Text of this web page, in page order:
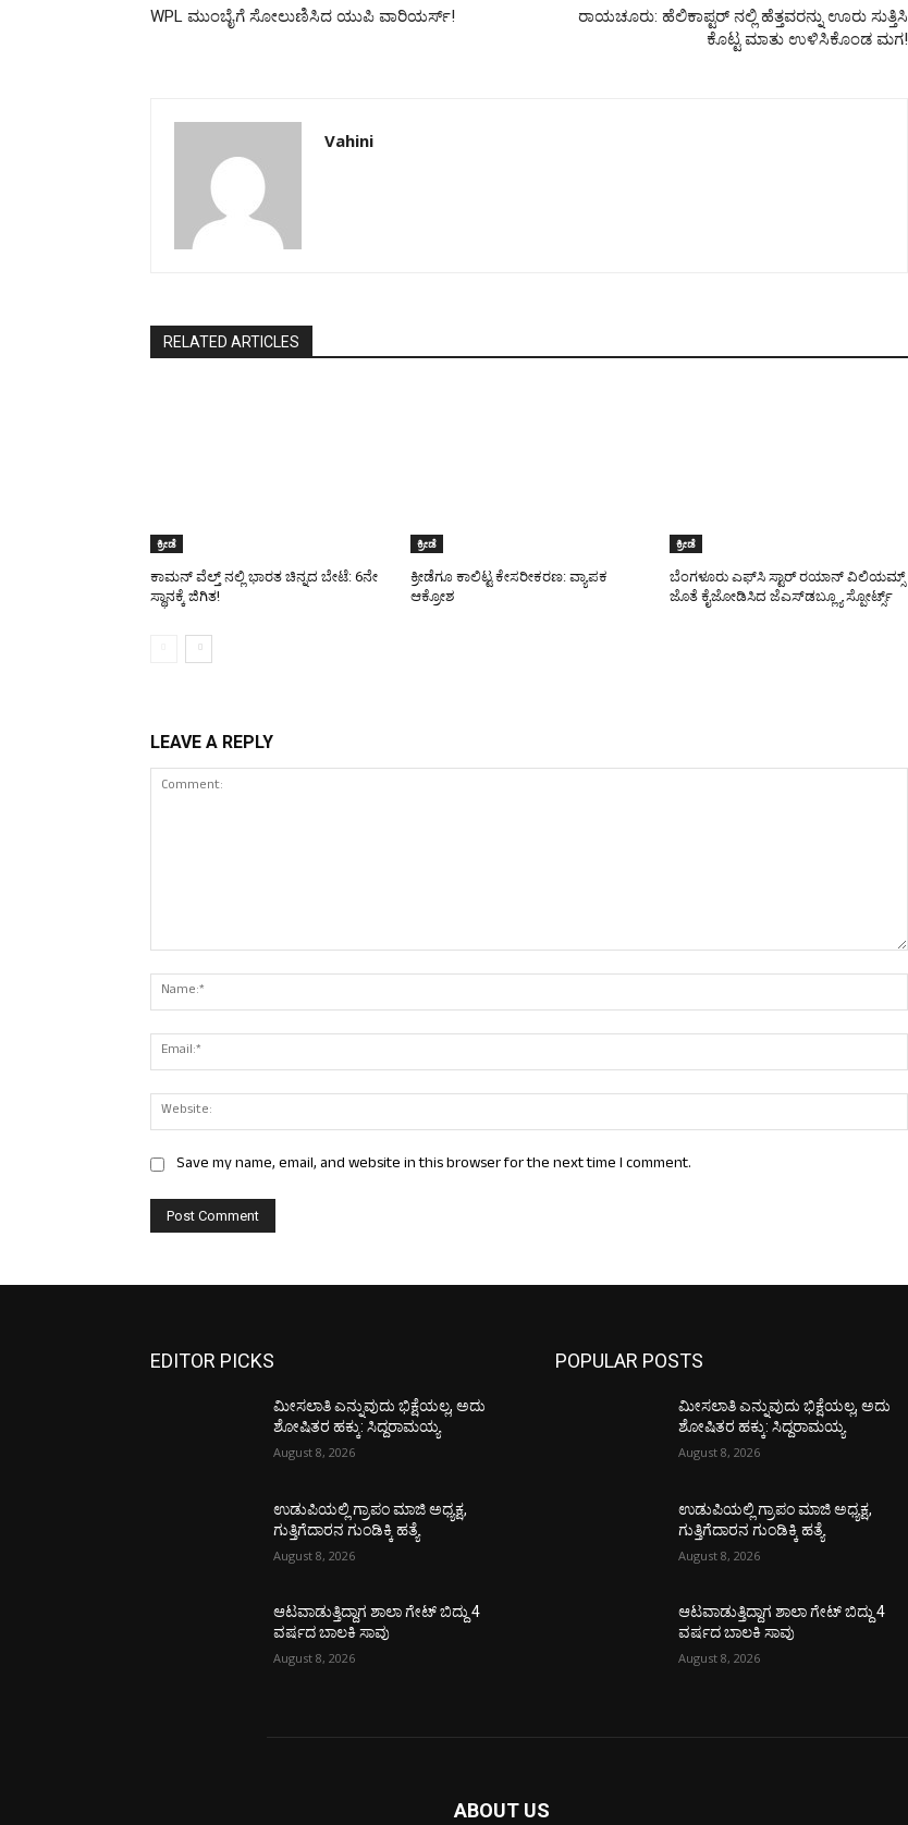
WPL ಮುಂಬೈಗೆ ಸೋಲುಣಿಸಿದ ಯುಪಿ ವಾರಿಯರ್ಸ್!
ರಾಯಚೂರು: ಹೆಲಿಕಾಪ್ಟರ್ ನಲ್ಲಿ ಹೆತ್ತವರನ್ನು ಊರು ಸುತ್ತಿಸಿ
ಕೊಟ್ಟ ಮಾತು ಉಳಿಸಿಕೊಂಡ ಮಗ!
Vahini
RELATED ARTICLES
ಕ್ರೀಡೆ
ಕಾಮನ್ ವೆಲ್ತ್ ನಲ್ಲಿ ಭಾರತ ಚಿನ್ನದ ಬೇಟೆ: 6ನೇ
ಸ್ಥಾನಕ್ಕೆ ಜಿಗಿತ!
ಕ್ರೀಡೆ
ಕ್ರೀಡೆಗೂ ಕಾಲಿಟ್ಟ ಕೇಸರೀಕರಣ: ವ್ಯಾಪಕ
ಆಕ್ರೋಶ
ಕ್ರೀಡೆ
ಬೆಂಗಳೂರು ಎಫ್‌ಸಿ ಸ್ಟಾರ್ ರಯಾನ್ ವಿಲಿಯಮ್ಸ್
ಜೊತೆ ಕೈಜೋಡಿಸಿದ ಜೆಎಸ್‌ಡಬ್ಲ್ಯೂ ಸ್ಪೋರ್ಟ್ಸ್
LEAVE A REPLY
Save my name, email, and website in this browser for the next time I comment.
EDITOR PICKS
ಮೀಸಲಾತಿ ಎನ್ನುವುದು ಭಿಕ್ಷೆಯಲ್ಲ, ಅದು
ಶೋಷಿತರ ಹಕ್ಕು: ಸಿದ್ದರಾಮಯ್ಯ
August 8, 2026
ಉಡುಪಿಯಲ್ಲಿ ಗ್ರಾಪಂ ಮಾಜಿ ಅಧ್ಯಕ್ಷ,
ಗುತ್ತಿಗೆದಾರನ ಗುಂಡಿಕ್ಕಿ ಹತ್ಯೆ
August 8, 2026
ಆಟವಾಡುತ್ತಿದ್ದಾಗ ಶಾಲಾ ಗೇಟ್‌ ಬಿದ್ದು 4
ವರ್ಷದ ಬಾಲಕಿ ಸಾವು
August 8, 2026
POPULAR POSTS
ಮೀಸಲಾತಿ ಎನ್ನುವುದು ಭಿಕ್ಷೆಯಲ್ಲ, ಅದು
ಶೋಷಿತರ ಹಕ್ಕು: ಸಿದ್ದರಾಮಯ್ಯ
August 8, 2026
ಉಡುಪಿಯಲ್ಲಿ ಗ್ರಾಪಂ ಮಾಜಿ ಅಧ್ಯಕ್ಷ,
ಗುತ್ತಿಗೆದಾರನ ಗುಂಡಿಕ್ಕಿ ಹತ್ಯೆ
August 8, 2026
ಆಟವಾಡುತ್ತಿದ್ದಾಗ ಶಾಲಾ ಗೇಟ್‌ ಬಿದ್ದು 4
ವರ್ಷದ ಬಾಲಕಿ ಸಾವು
August 8, 2026
ABOUT US